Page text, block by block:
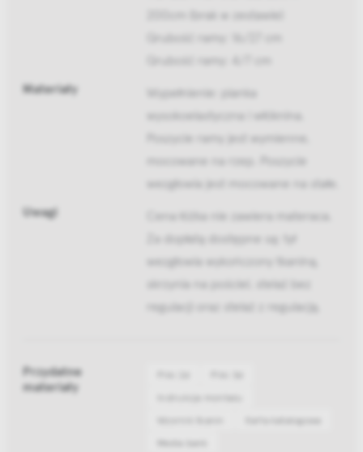
200cm (brak w zestawie)
Grubość ramy: 16/27 cm
Grubość ramy: 4/7 cm
Materiały
Wypełnienie: pianka
wysokoelastyczna i włóknina.
Poszycie ramy jest wymienne,
mocowane na rzep. Poszycie
wezgłowia jest mocowane na stałe.
Uwagi
Cena łóżka nie zawiera materaca.
Za dopłatą dostępne są: tył
wezgłowia wykończony tkaniną,
skrzynia na pościel, stelaż bez
regulacji oraz stelaż z regulacją.
Przydatne
materiały
Karta katalogowa
Media bank